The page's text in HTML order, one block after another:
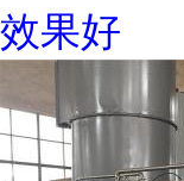
效果好